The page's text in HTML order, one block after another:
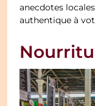
anecdotes
authentique à